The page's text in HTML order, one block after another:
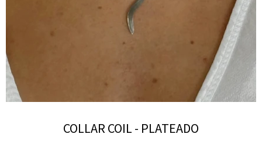
COLLAR COIL - PLATEADO